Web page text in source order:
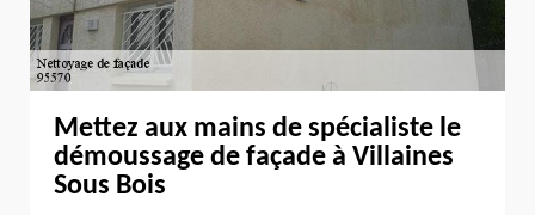
Mettez aux mains de spécialiste le
démoussage de façade à Villaines
Sous Bois